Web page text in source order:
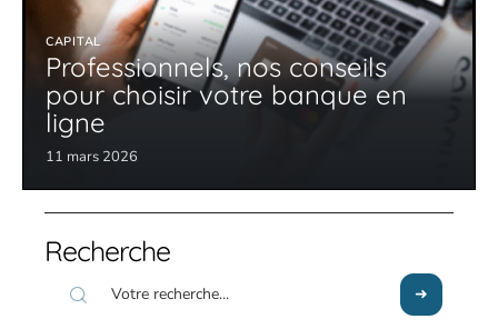
CAPITAL
Professionnels, nos conseils
pour choisir votre banque en
ligne
11 mars 2026
Recherche